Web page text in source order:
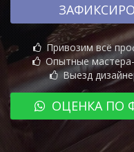
Привозим всё
Опытные
Выезд
ОЦЕНКА ПО